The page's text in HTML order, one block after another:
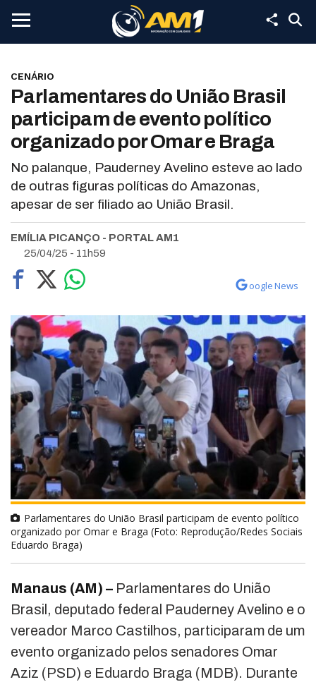
CENÁRIO
Parlamentares do União Brasil
participam de evento político
organizado por Omar e Braga
No palanque, Pauderney Avelino esteve ao lado
de outras figuras políticas do Amazonas,
apesar de ser filiado ao União Brasil.
EMÍLIA PICANÇO - PORTAL AM1
25/04/25 - 11h59
oogle News
Parlamentares do União Brasil participam de evento político
organizado por Omar e Braga (Foto: Reprodução/Redes Sociais
Eduardo Braga)
Manaus (AM) – Parlamentares do União
Brasil, deputado federal Pauderney Avelino e o
vereador Marco Castilhos, participaram de um
evento organizado pelos senadores Omar
Aziz (PSD) e Eduardo Braga (MDB). Durante